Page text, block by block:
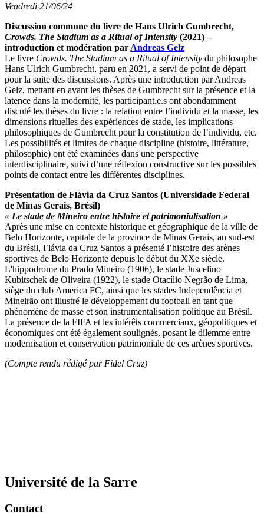
Vendredi 21/06/24
Discussion commune du livre de Hans Ulrich Gumbrecht,
Crowds. The Stadium as a Ritual of Intensity (2021) –
introduction et modération par Andreas Gelz
Le livre Crowds. The Stadium as a Ritual of Intensity du philosophe
Hans Ulrich Gumbrecht, paru en 2021, a servi de point de départ
pour la suite des discussions. Après une introduction par Andreas
Gelz, mettant en avant les thèses de Gumbrecht sur la présence et la
latence dans la modernité, les participant.e.s ont abondamment
discuté les thèses du livre : la relation entre l’individu et la masse, les
dimensions rituelles des expériences de stade, les implications
philosophiques de Gumbrecht pour la constitution de l’individu, etc.
Les possibilités et limites de chaque discipline (histoire, littérature,
philosophie) ont été examinées dans une perspective
interdisciplinaire, suivi d’une réflexion constructive sur les possibles
points de contact entre les différentes disciplines.
Présentation de Flávia da Cruz Santos (Universidade Federal
de Minas Gerais, Brésil)
« Le stade de Mineiro entre histoire et patrimonialisation »
Après une mise en contexte historique et géographique de la ville de
Belo Horizonte, capitale de la province de Minas Gerais, au sud-est
du Brésil, Flávia da Cruz Santos a présenté l’histoire des arènes
sportives de Belo Horizonte depuis le début du XXe siècle.
L'hippodrome du Prado Mineiro (1906), le stade Juscelino
Kubitschek de Oliveira (1922), le stade Otacílio Negrão de Lima,
siège du club America FC, ainsi que les stades Independência et
Mineirão ont illustré le développement du football en tant que
phénomène de masse et son instrumentalisation politique au Brésil.
La présence de la FIFA et les intérêts commerciaux, géopolitiques et
économiques ont été également soulignés, posant le dilemme entre
modernisation et conservation patrimoniale de ces arènes sportives.
(Compte rendu rédigé par Fidel Cruz)
Université de la Sarre
Contact